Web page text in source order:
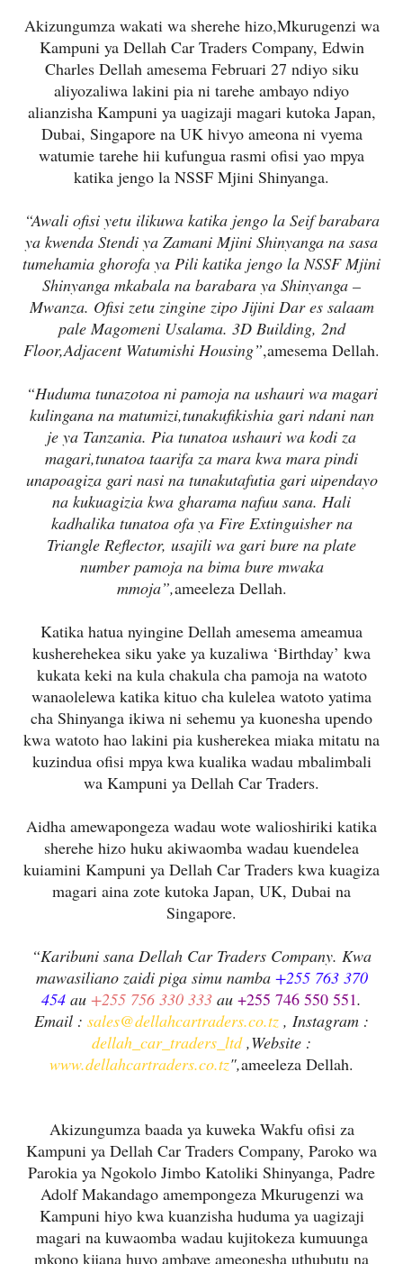
Akizungumza wakati wa sherehe hizo,Mkurugenzi wa
Kampuni ya Dellah Car Traders Company, Edwin
Charles Dellah amesema Februari 27 ndiyo siku
aliyozaliwa lakini pia ni tarehe ambayo ndiyo
alianzisha Kampuni ya uagizaji magari kutoka Japan,
Dubai, Singapore na UK hivyo ameona ni vyema
watumie tarehe hii kufungua rasmi ofisi yao mpya
katika jengo la NSSF Mjini Shinyanga.
“Awali ofisi yetu ilikuwa katika jengo la Seif barabara
ya kwenda Stendi ya Zamani Mjini Shinyanga na sasa
tumehamia ghorofa ya Pili katika jengo la NSSF Mjini
Shinyanga mkabala na barabara ya Shinyanga –
Mwanza. Ofisi zetu zingine zipo Jijini Dar es salaam
pale Magomeni Usalama. 3D Building, 2nd
Floor,Adjacent Watumishi Housing”,amesema Dellah.
“Huduma tunazotoa ni pamoja na ushauri wa magari
kulingana na matumizi,tunakufikishia gari ndani nan
je ya Tanzania. Pia tunatoa ushauri wa kodi za
magari,tunatoa taarifa za mara kwa mara pindi
unapoagiza gari nasi na tunakutafutia gari uipendayo
na kukuagizia kwa gharama nafuu sana. Hali
kadhalika tunatoa ofa ya Fire Extinguisher na
Triangle Reflector, usajili wa gari bure na plate
number pamoja na bima bure mwaka
mmoja”,ameeleza Dellah.
Katika hatua nyingine Dellah amesema ameamua
kusherehekea siku yake ya kuzaliwa ‘Birthday’ kwa
kukata keki na kula chakula cha pamoja na watoto
wanaolelewa katika kituo cha kulelea watoto yatima
cha Shinyanga ikiwa ni sehemu ya kuonesha upendo
kwa watoto hao lakini pia kusherekea miaka mitatu na
kuzindua ofisi mpya kwa kualika wadau mbalimbali
wa Kampuni ya Dellah Car Traders.
Aidha amewapongeza wadau wote walioshiriki katika
sherehe hizo huku akiwaomba wadau kuendelea
kuiamini Kampuni ya Dellah Car Traders kwa kuagiza
magari aina zote kutoka Japan, UK, Dubai na
Singapore.
“Karibuni sana Dellah Car Traders Company. Kwa
mawasiliano zaidi piga simu namba +255 763 370
454 au +255 756 330 333 au +255 746 550 551.
Email : sales@dellahcartraders.co.tz , Instagram :
dellah_car_traders_ltd,Website :
www.dellahcartraders.co.tz",ameeleza Dellah.
Akizungumza baada ya kuweka Wakfu ofisi za
Kampuni ya Dellah Car Traders Company, Paroko wa
Parokia ya Ngokolo Jimbo Katoliki Shinyanga, Padre
Adolf Makandago amempongeza Mkurugenzi wa
Kampuni hiyo kwa kuanzisha huduma ya uagizaji
magari na kuwaomba wadau kujitokeza kumuunga
mkono kijana huyo ambaye ameonesha uthubutu na